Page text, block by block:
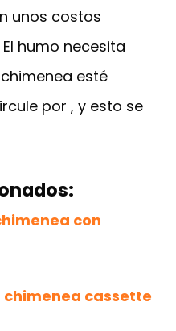
unos costos
humo necesita
esté
por , y esto se
con
cassette